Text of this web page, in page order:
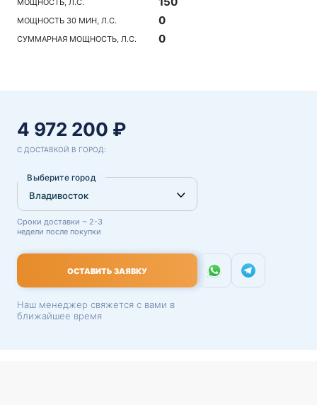
МОЩНОСТЬ, Л.С.
МОЩНОСТЬ 30 МИН, Л.С. 0
СУММАРНАЯ МОЩНОСТЬ, Л.С. 0
4 972 200 ₽
С ДОСТАВКОЙ В ГОРОД:
Выберите город
Сроки доставки ~ 2-3
недели после покупки
ОСТАВИТЬ ЗАЯВКУ
Наш менеджер свяжется с вами в
ближайшее время